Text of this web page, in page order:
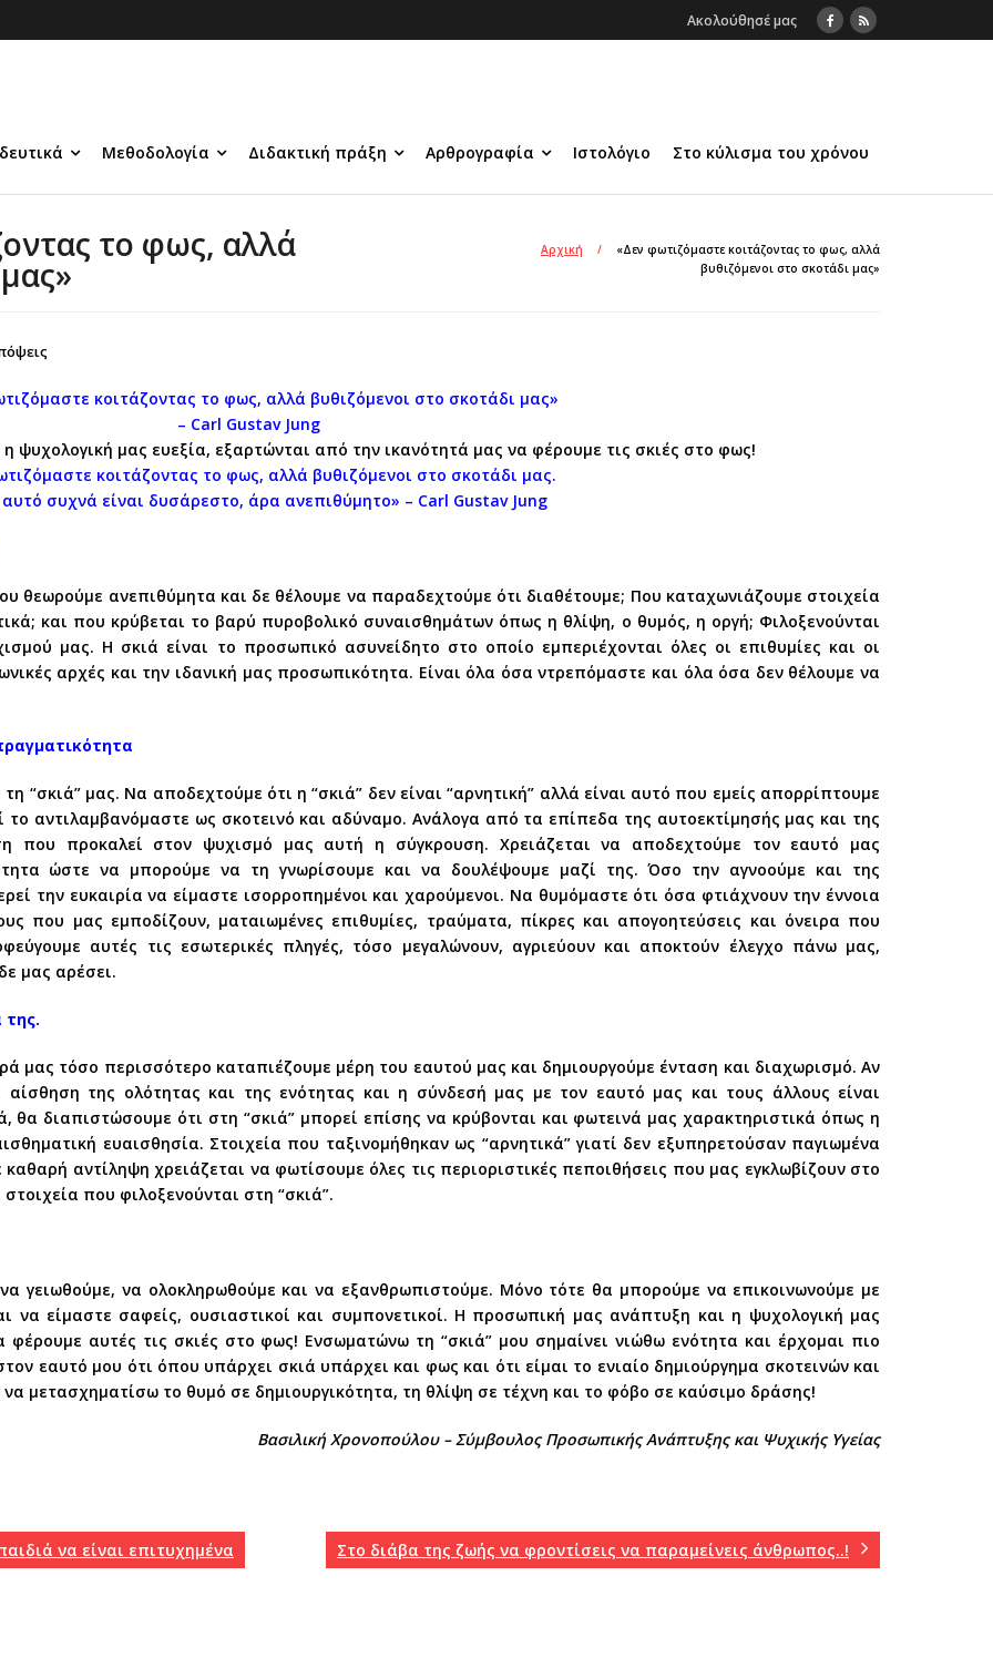
Ακολούθησέ μας
Μεθοδολογία Διδακτική πράξη Αρθρογραφία Ιστολόγιο Στο κύλισμα του χρόνου
το φως, αλλά Αρχική /
«Δεν φωτιζόμαστε κοιτάζοντας το φως, αλλά
βυθιζόμενοι στο σκοτάδι μας»
κοιτάζοντας το φως, αλλά βυθιζόμενοι στο σκοτάδι μας»
– Carl Gustav Jung
ψυχολογική μας ευεξία, εξαρτώνται από την ικανότητά μας να φέρουμε τις σκιές στο φως!
κοιτάζοντας το φως, αλλά βυθιζόμενοι στο σκοτάδι μας.
συχνά είναι δυσάρεστο, άρα ανεπιθύμητο» – Carl Gustav Jung
θεωρούμε ανεπιθύμητα και δε θέλουμε να παραδεχτούμε ότι διαθέτουμε; Που καταχωνιάζουμε στοιχεία
και που κρύβεται το βαρύ πυροβολικό συναισθημάτων όπως η θλίψη, ο θυμός, η οργή; Φιλοξενούνται
μας. Η σκιά είναι το προσωπικό ασυνείδητο στο οποίο εμπεριέχονται όλες οι επιθυμίες και οι
αρχές και την ιδανική μας προσωπικότητα. Είναι όλα όσα ντρεπόμαστε και όλα όσα δεν θέλουμε να
“σκιά” μας. Να αποδεχτούμε ότι η “σκιά” δεν είναι “αρνητική” αλλά είναι αυτό που εμείς απορρίπτουμε
το αντιλαμβανόμαστε ως σκοτεινό και αδύναμο. Ανάλογα από τα επίπεδα της αυτοεκτίμησής μας και της
που προκαλεί στον ψυχισμό μας αυτή η σύγκρουση. Χρειάζεται να αποδεχτούμε τον εαυτό μας
ώστε να μπορούμε να τη γνωρίσουμε και να δουλέψουμε μαζί της. Όσο την αγνοούμε και της
την ευκαιρία να είμαστε ισορροπημένοι και χαρούμενοι. Να θυμόμαστε ότι όσα φτιάχνουν την έννοια
που μας εμποδίζουν, ματαιωμένες επιθυμίες, τραύματα, πίκρες και απογοητεύσεις και όνειρα που
αυτές τις εσωτερικές πληγές, τόσο μεγαλώνουν, αγριεύουν και αποκτούν έλεγχο πάνω μας,
μας αρέσει.
της.
μας τόσο περισσότερο καταπιέζουμε μέρη του εαυτού μας και δημιουργούμε ένταση και διαχωρισμό. Αν
αίσθηση της ολότητας και της ενότητας και η σύνδεσή μας με τον εαυτό μας και τους άλλους είναι
θα διαπιστώσουμε ότι στη “σκιά” μπορεί επίσης να κρύβονται και φωτεινά μας χαρακτηριστικά όπως η
ευαισθησία. Στοιχεία που ταξινομήθηκαν ως “αρνητικά” γιατί δεν εξυπηρετούσαν παγιωμένα
αντίληψη χρειάζεται να φωτίσουμε όλες τις περιοριστικές πεποιθήσεις που μας εγκλωβίζουν στο
που φιλοξενούνται στη “σκιά”.
γειωθούμε, να ολοκληρωθούμε και να εξανθρωπιστούμε. Μόνο τότε θα μπορούμε να επικοινωνούμε με
να είμαστε σαφείς, ουσιαστικοί και συμπονετικοί. Η προσωπική μας ανάπτυξη και η ψυχολογική μας
αυτές τις σκιές στο φως! Ενσωματώνω τη “σκιά” μου σημαίνει νιώθω ενότητα και έρχομαι πιο
εαυτό μου ότι όπου υπάρχει σκιά υπάρχει και φως και ότι είμαι το ενιαίο δημιούργημα σκοτεινών και
μετασχηματίσω το θυμό σε δημιουργικότητα, τη θλίψη σε τέχνη και το φόβο σε καύσιμο δράσης!
Βασιλική Χρονοπούλου – Σύμβουλος Προσωπικής Ανάπτυξης και Ψυχικής Υγείας
να είναι επιτυχημένα
Στο διάβα της ζωής να φροντίσεις να παραμείνεις άνθρωπος..!